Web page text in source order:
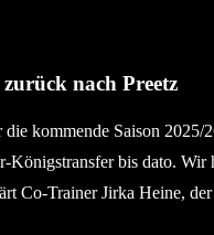
nach Preetz
kommende Saison
bis dato.
Co-Trainer Jirka Heine,